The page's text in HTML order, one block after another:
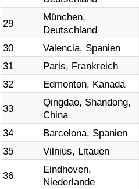
29
München,
Deutschland
30 Valencia, Spanien
31
Paris, Frankreich
32
Edmonton, Kanada
33
Qingdao, Shandong,
China
34 Barcelona, Spanien
35
Vilnius, Litauen
36
Eindhoven,
Niederlande